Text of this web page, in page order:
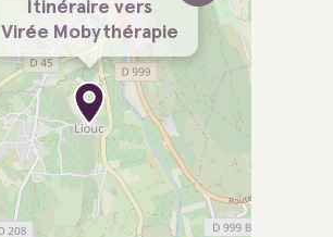
Itinéraire vers
Virée Mobythérapie